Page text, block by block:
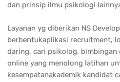
dan prinsip ilmu psikologi
Layanan yg diberikan NS
berbentukaplikasi recruitment,
daring, cari psikolog, bimbingan
online yang menolong latihan
kesempatanakademik kandidat